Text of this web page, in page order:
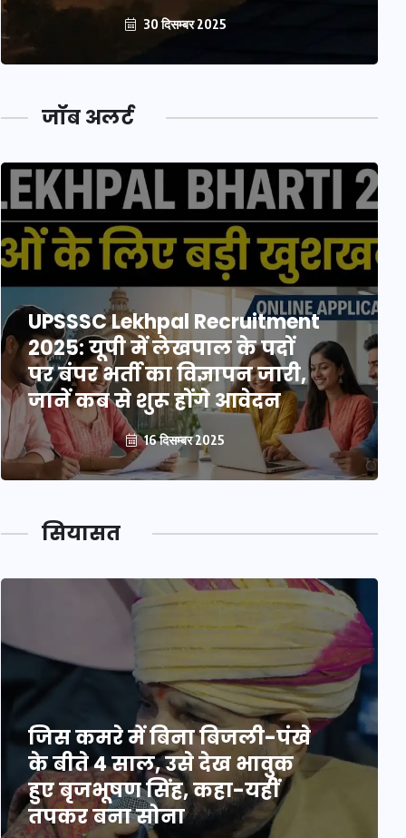
30 दिसम्बर 2025
जॉब अलर्ट
UPSSSC Lekhpal Recruitment
2025: यूपी में लेखपाल के पदों
पर बंपर भर्ती का विज्ञापन जारी,
जानें कब से शुरू होंगे आवेदन
16 दिसम्बर 2025
सियासत
जिस कमरे में बिना बिजली-पंखे
के बीते 4 साल, उसे देख भावुक
हुए बृजभूषण सिंह, कहा-यहीं
तपकर बना सोना